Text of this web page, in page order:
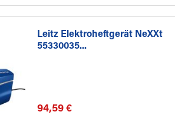
Leitz Elektroheftgerät NeXXt
55330035...
94,59 €